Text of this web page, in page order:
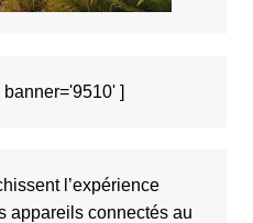
]
l’expérience
appareils connectés au